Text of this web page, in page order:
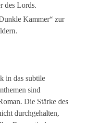
des Lords.
Kammer“ zur
in das subtile
sind
Die Stärke des
durchgehalten,